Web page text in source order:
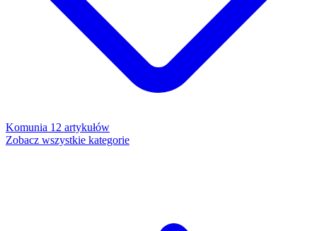
Komunia 12 artykułów
Zobacz wszystkie kategorie